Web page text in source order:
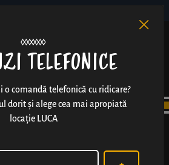
TELEFONICE
o comandă telefonică cu ridicare?
dorit și alege cea mai apropiată
locație LUCA